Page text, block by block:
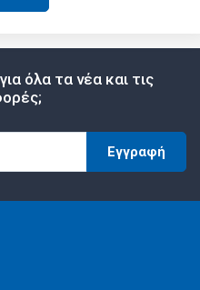
όλα τα νέα και τις
Εγγραφή